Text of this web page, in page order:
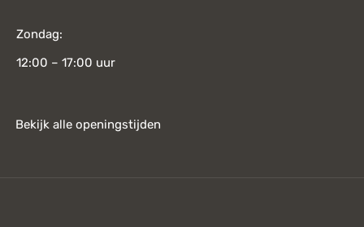
Zondag:
12:00 – 17:00 uur
Bekijk alle openingstijden